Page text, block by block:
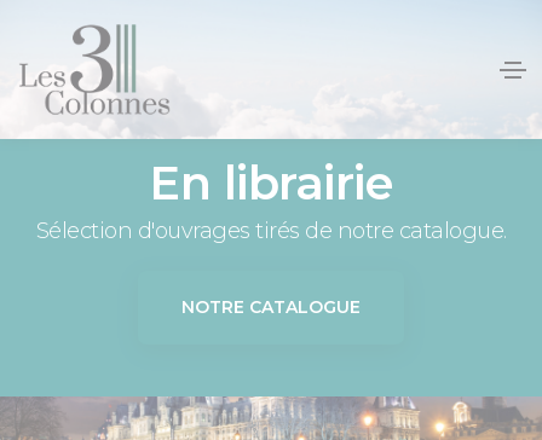
En librairie
Sélection d'ouvrages tirés de notre catalogue.
NOTRE CATALOGUE